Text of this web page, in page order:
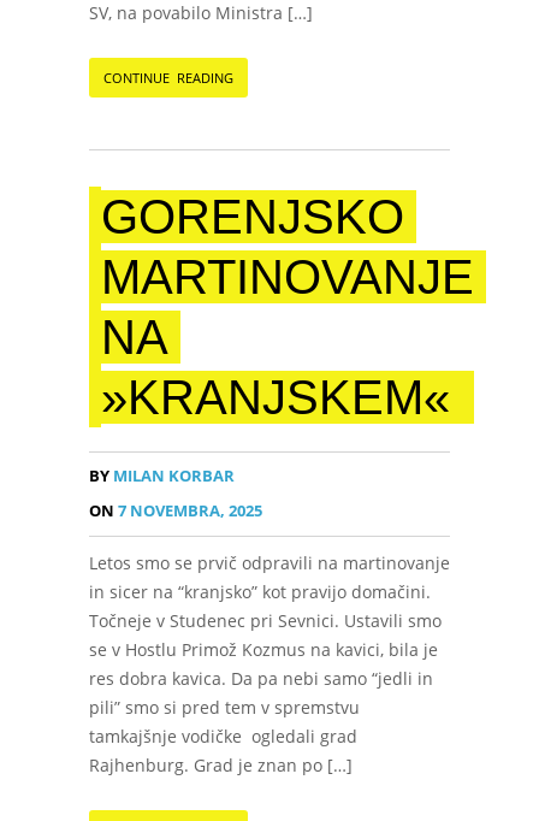
SV, na povabilo Ministra […]
CONTINUE READING
GORENJSKO
MARTINOVANJE
NA
»KRANJSKEM«
BY MILAN KORBAR
ON 7 NOVEMBRA, 2025
Letos smo se prvič odpravili na martinovanje
in sicer na “kranjsko” kot pravijo domačini.
Točneje v Studenec pri Sevnici. Ustavili smo
se v Hostlu Primož Kozmus na kavici, bila je
res dobra kavica. Da pa nebi samo “jedli in
pili” smo si pred tem v spremstvu
tamkajšnje vodičke ogledali grad
Rajhenburg. Grad je znan po […]